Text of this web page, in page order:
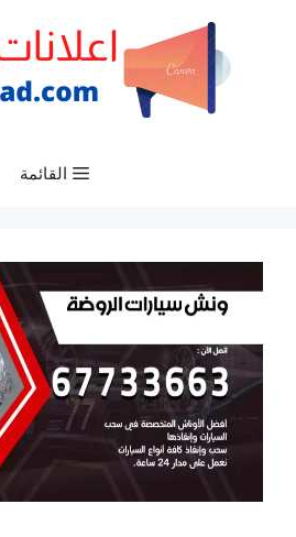
القائمة